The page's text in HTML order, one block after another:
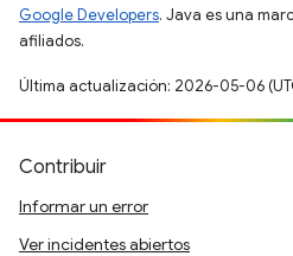
Google Developers. Java es una
afiliados.
Última actualización: 2026-05-06
Contribuir
Informar un error
Ver incidentes abiertos